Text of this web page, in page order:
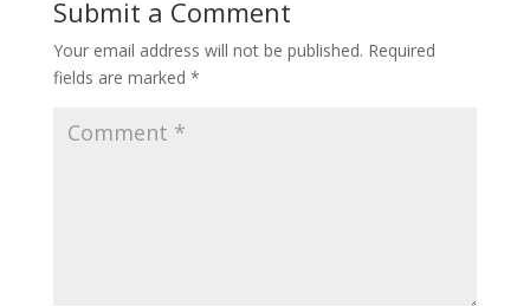
Submit a Comment
Your email address will not be published. Required
fields are marked *